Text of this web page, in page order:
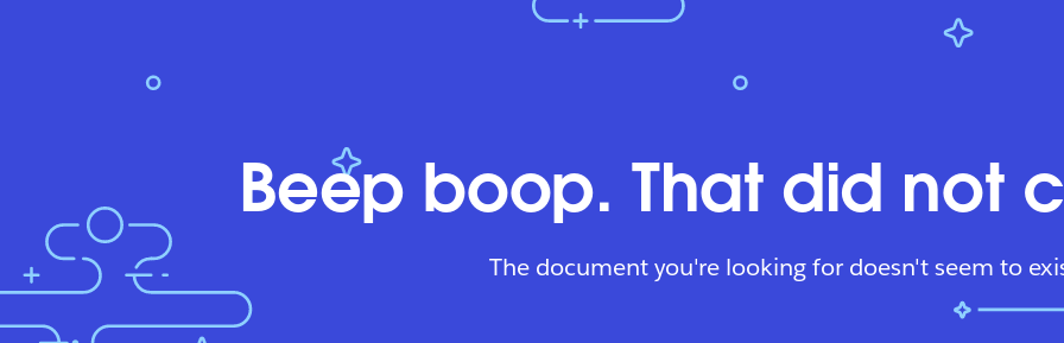
Beep boop. That did not
The document you're looking for doesn't seem to